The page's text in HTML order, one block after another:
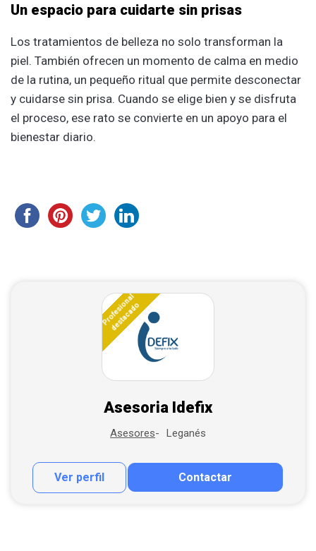
Un espacio para cuidarte sin prisas
Los tratamientos de belleza no solo transforman la
piel. También ofrecen un momento de calma en medio
de la rutina, un pequeño ritual que permite desconectar
y cuidarse sin prisa. Cuando se elige bien y se disfruta
el proceso, ese rato se convierte en un apoyo para el
bienestar diario.
Profesional
destacado
Asesoria Idefix
Asesores Leganés
Ver perfil Contactar
Contactar por correo